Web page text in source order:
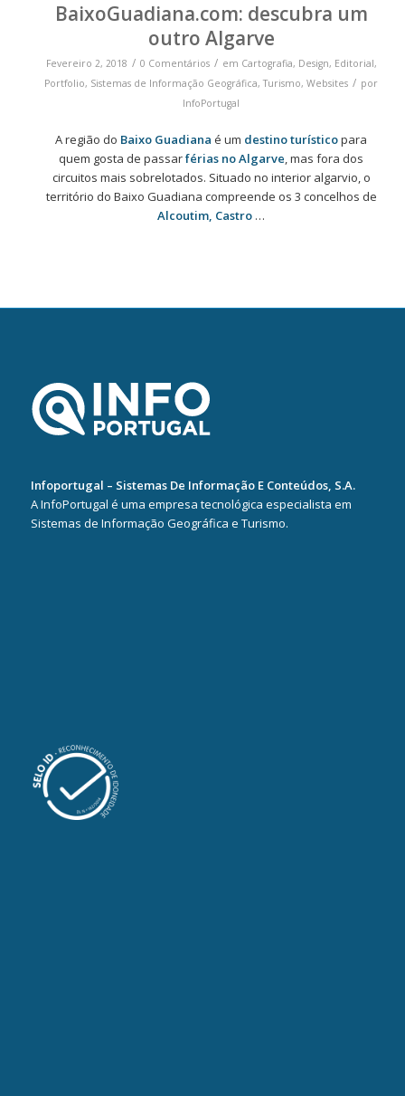
BaixoGuadiana.com: descubra um
outro Algarve
Fevereiro 2, 2018 / 0 Comentários / em Cartografia, Design, Editorial,
Portfolio, Sistemas de Informação Geográfica,Turismo,Websites / por
InfoPortugal
A região do Baixo Guadiana é um destino turísticopara
quem gosta de passarférias no Algarve, mas fora dos
circuitos mais sobrelotados. Situado no interior algarvio, o
território do Baixo Guadiana compreende os 3 concelhos de
Alcoutim, Castro …
Infoportugal – Sistemas De Informação E Conteúdos, S.A.
A InfoPortugal é uma empresa tecnológica especialista em
Sistemas de Informação Geográfica e Turismo.